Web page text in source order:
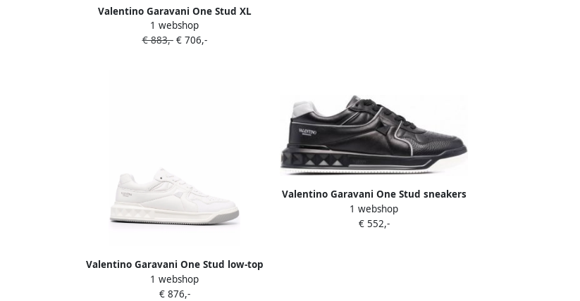
Valentino Garavani One Stud XL
sneakers Wit
1 webshop
€ 883,-€ 706,-
Valentino Garavani One Stud low-top
sneakers Wit
1 webshop
€ 876,-
Valentino Garavani One Stud sneakers
Zwart
1 webshop
€ 552,-